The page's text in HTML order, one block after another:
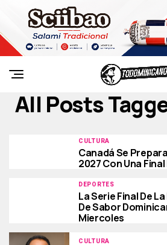
All Posts
CULTURA
Canadá Se
2027 Con Una
DEPORTES
La Serie Final De
De Sabor
Miercoles
CULTURA